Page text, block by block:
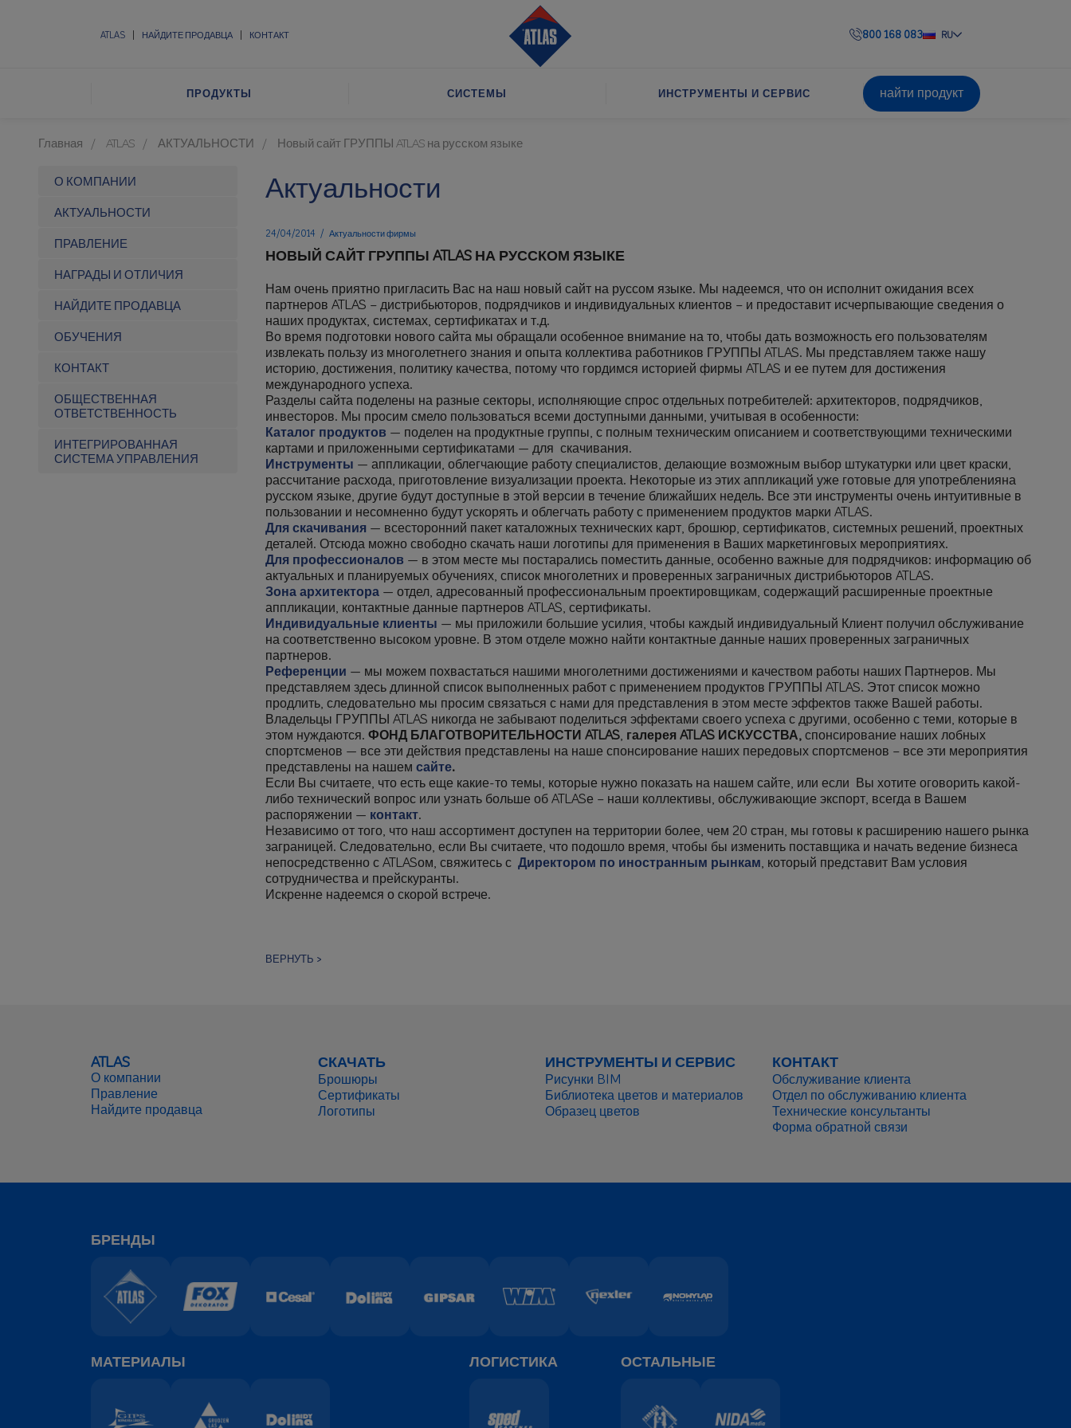
ATLAS НАЙДИТЕ ПРОДАВЦА КОНТАКТ 800 168 083 RU
ПРОДУКТЫ СИСТЕМЫ ИНСТРУМЕНТЫ И СЕРВИС найти продукт
Главная ATLAS АКТУАЛЬНОСТИ Новый сайт ГРУППЫ ATLAS на русском языке
Актуальности
24/04/2014 / Актуальности фирмы
НОВЫЙ САЙТ ГРУППЫ ATLAS НА РУССКОМ ЯЗЫКЕ
Нам очень приятно пригласить Вас на наш новый сайт на руссом языке. Мы надеемся, что он исполнит ожидания всех
партнеров ATLAS – дистрибьюторов, подрядчиков и индивидуальных клиентов – и предоставит исчерпывающие сведения о
наших продуктах, системах, сертификатах и т.д.
Во время подготовки нового сайта мы обращали особенное внимание на то, чтобы дать возможность его пользователям
извлекать пользу из многолетнего знания и опыта коллектива работников ГРУППЫ ATLAS. Мы представляем также нашу
историю, достижения, политику качества, потому что гордимся историей фирмы ATLAS и ее путем для достижения
международного успеха.
Разделы сайта поделены на разные секторы, исполняющие спрос отдельных потребителей: архитекторов, подрядчиков,
инвесторов. Мы просим смело пользоваться всеми доступными данными, учитывая в особенности:
Каталог продуктов — поделен на продуктные группы, с полным техническим описанием и соответствующими техническими
картами и приложенными сертификатами — для скачивания.
Инструменты — аппликации, облегчающие работу специалистов, делающие возможным выбор штукатурки или цвет краски,
рассчитание расхода, приготовление визуализации проекта. Некоторые из этих аппликаций уже готовые для употребленияна
русском языке, другие будут доступные в этой версии в течение ближайших недель. Все эти инструменты очень интуитивные в
пользовании и несомненно будут ускорять и облегчать работу с применением продуктов марки ATLAS.
Для скачивания— всесторонний пакет каталожных технических карт, брошюр, сертификатов, системных решений, проектных
деталей. Отсюда можно свободно скачать наши логотипы для применения в Ваших маркетинговых мероприятиях.
Для профессионалов — в этом месте мы постарались поместить данные, особенно важные для подрядчиков: информацию об
актуальных и планируемых обучениях, список многолетних и проверенных заграничных дистрибьюторов ATLAS.
Зона архитектора— отдел, адресованный профессиональным проектировщикам, содержащий расширенные проектные
аппликации, контактные данные партнеров ATLAS, сертификаты.
Индивидуальные клиенты — мы приложили большие усилия, чтобы каждый индивидуальный Клиент получил обслуживание
на соответственно высоком уровне. В этом отделе можно найти контактные данные наших проверенных заграничных
партнеров.
Референции — мы можем похвастаться нашими многолетними достижениями и качеством работы наших Партнеров. Мы
представляем здесь длинной список выполненных работ с применением продуктов ГРУППЫ ATLAS. Этот список можно
продлить, следовательно мы просим связаться с нами для представления в этом месте эффектов также Вашей работы.
Владельцы ГРУППЫ ATLAS никогда не забывают поделиться эффектами своего успеха с другими, особенно с теми, которые в
этом нуждаются. ФОНД БЛАГОТВОРИТЕЛЬНОСТИ ATLAS, галерея ATLAS ИСКУССТВА, спонсирование наших лобных
спортсменов — все эти действия представлены на наше спонсирование наших передовых спортсменов – все эти мероприятия
представлены на нашем сайте.
Если Вы считаете, что есть еще какие-то темы, которые нужно показать на нашем сайте, или если Вы хотите оговорить какой-
либо технический вопрос или узнать больше об ATLASе – наши коллективы, обслуживающие экспорт, всегда в Вашем
распоряжении — контакт.
Независимо от того, что наш ассортимент доступен на территории более, чем 20 стран, мы готовы к расширению нашего рынка
заграницей. Следовательно, если Вы считаете, что подошло время, чтобы бы изменить поставщика и начать ведение бизнеса
непосредственно с ATLASом, свяжитесь с Директором по иностранным рынкам , который представит Вам условия
сотрудничества и прейскуранты.
Искренне надеемся о скорой встрече.
ВЕРНУТЬ >
О КОМПАНИИ
АКТУАЛЬНОСТИ
ПРАВЛЕНИЕ
НАГРАДЫ И ОТЛИЧИЯ
НАЙДИТЕ ПРОДАВЦА
ОБУЧЕНИЯ
КОНТАКТ
ОБЩЕСТВЕННАЯ
ОТВЕТСТВЕННОСТЬ
ИНТЕГРИРОВАННАЯ
СИСТЕМА УПРАВЛЕНИЯ
ATLAS
О компании
Правление
Найдите продавца
СКАЧАТЬ
Брошюры
Сертификаты
Логотипы
ИНСТРУМЕНТЫ И СЕРВИС
Рисунки BIM
Библиотека цветов и материалов
Образец цветов
КОНТАКТ
Обслуживание клиента
Отдел по обслуживанию клиента
Технические консультанты
Форма обратной связи
БРЕНДЫ
МАТЕРИАЛЫ ЛОГИСТИКА ОСТАЛЬНЫЕ